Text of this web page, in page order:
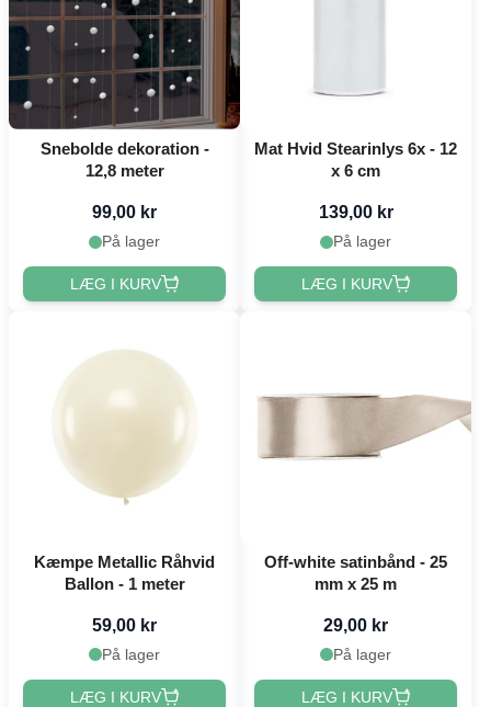
Snebolde dekoration -
12,8 meter
99,00 kr
På lager
LÆG I KURV
Mat Hvid Stearinlys 6x - 12
x 6 cm
139,00 kr
På lager
LÆG I KURV
Kæmpe Metallic Råhvid
Ballon - 1 meter
59,00 kr
På lager
LÆG I KURV
Off-white satinbånd - 25
mm x 25 m
29,00 kr
På lager
LÆG I KURV